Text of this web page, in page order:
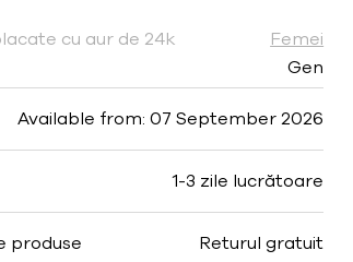
cu aur de 24k
Femei
Gen
Available from: 07 September 2026
1-3 zile lucrătoare
produse Returul gratuit